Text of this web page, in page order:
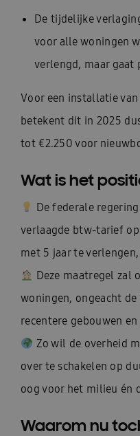
De tijdelijke
voor alle woningen
verlengd, maar gaat
Voor een installatie
betekent dit in 2025
tot €2.250 voor
Wat is het
De federale
verlaagde btw-tarief
met 5 jaar te
Deze maatregel zal
woningen, ongeacht
recentere gebouwen
Zo wil de overheid
over te schakelen op
oog voor het milieu én
Waarom nu